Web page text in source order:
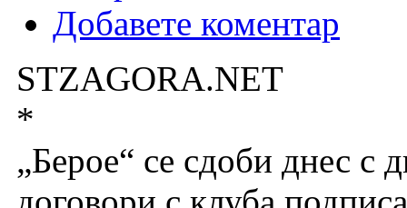
Добавете коментар
STZAGORA.NET
*
„Берое“ се сдоби днес с